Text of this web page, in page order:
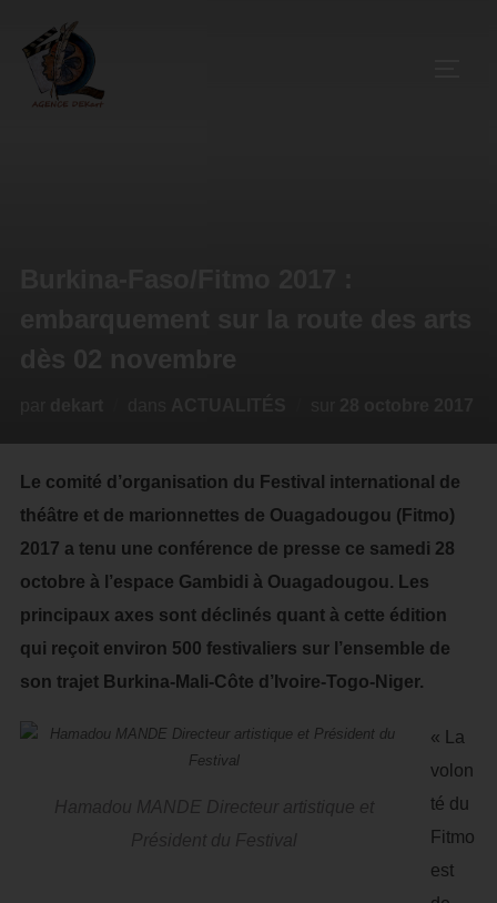
Le comité d’organisation du Festival international de
théâtre et de marionnettes de Ouagadougou (Fitmo)
2017 a tenu une conférence de presse ce samedi 28
octobre à l’espace Gambidi à Ouagadougou. Les
principaux axes sont déclinés quant à cette édition
qui reçoit environ 500 festivaliers sur l’ensemble de
son trajet Burkina-Mali-Côte d’Ivoire-Togo-Niger.
Hamadou MANDE Directeur artistique et
Président du Festival
« La
volon
té du
Fitmo
est